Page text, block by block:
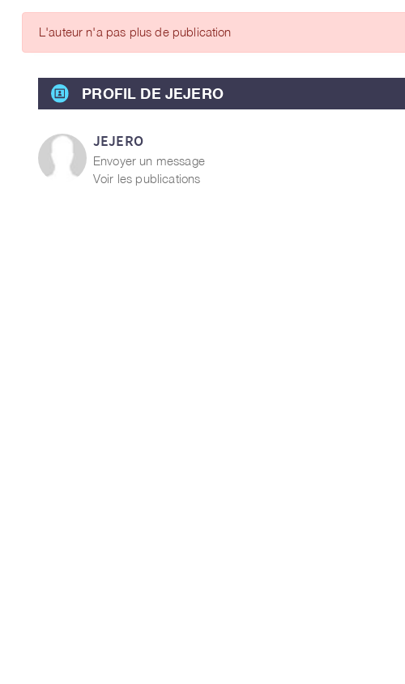
ARTICLES DES MEMBRES
PROFIL DE JEJERO
JEJERO
Envoyer un message
Voir les publications
L'auteur n'a pas plus de publication